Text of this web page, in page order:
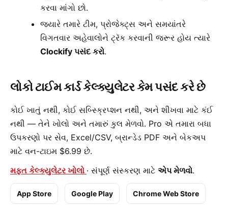
કરવા માંગો છો.
જ્યારે તમારે ટીમ, પ્રોજેક્ટ્સ અને સમયાંતરે
વિગતવાર અહેવાલોને ટ્રૅક કરવાની જરૂર હોય ત્યારે
Clockify પસંદ કરો.
લોકો ટાઈમ કાર્ડ કેલ્ક્યુલેટર કેમ પસંદ કરે છે
કોઈ ખાતું નથી, કોઈ સબ્સ્ક્રિપ્શન નથી, અને શીખવા માટે કંઈ
નથી — તેને ખોલો અને તમારું કુલ મેળવો. Pro એ તમારા બધા
ઉપકરણો પર સેવ, Excel/CSV, બ્રાન્ડેડ PDF અને બેકઅપ
માટે વન-ટાઇમ $6.99 છે.
મફત કેલ્ક્યુલેટર ખોલો · સંપૂર્ણ સંસ્કરણ માટે એપ મેળવો.
App Store Google Play Chrome Web Store